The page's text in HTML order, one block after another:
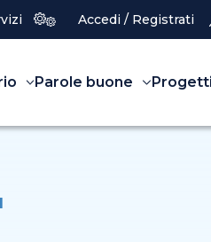
Accedi / Registrati
Parole buone Progetti